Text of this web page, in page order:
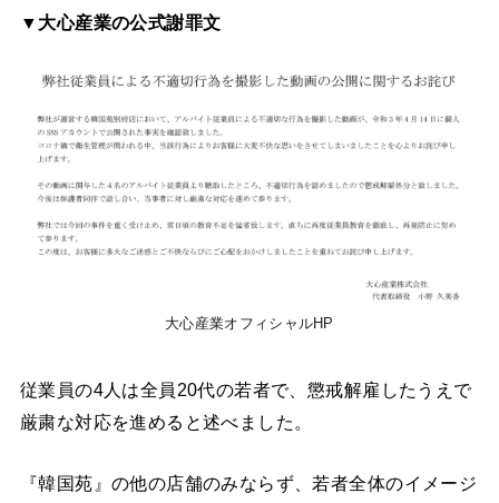
▼大心産業の公式謝罪文
大心産業オフィシャルHP
従業員の4人は全員20代の若者で、懲戒解雇したうえで
厳粛な対応を進めると述べました。
『韓国苑』の他の店舗のみならず、若者全体のイメージ